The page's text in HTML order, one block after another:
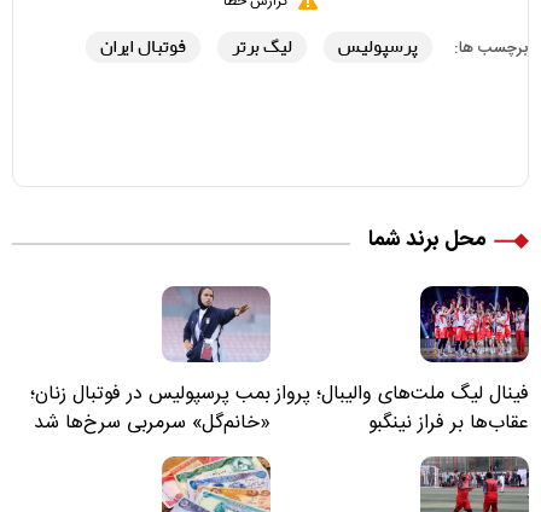
برچسب ها: پرسپولیس لیگ برتر فوتبال ایران
محل برند شما
فینال لیگ ملت‌های والیبال؛ پرواز
عقاب‌ها بر فراز نینگبو
بمب پرسپولیس در فوتبال زنان؛
«خانم‌گل» سرمربی سرخ‌ها شد